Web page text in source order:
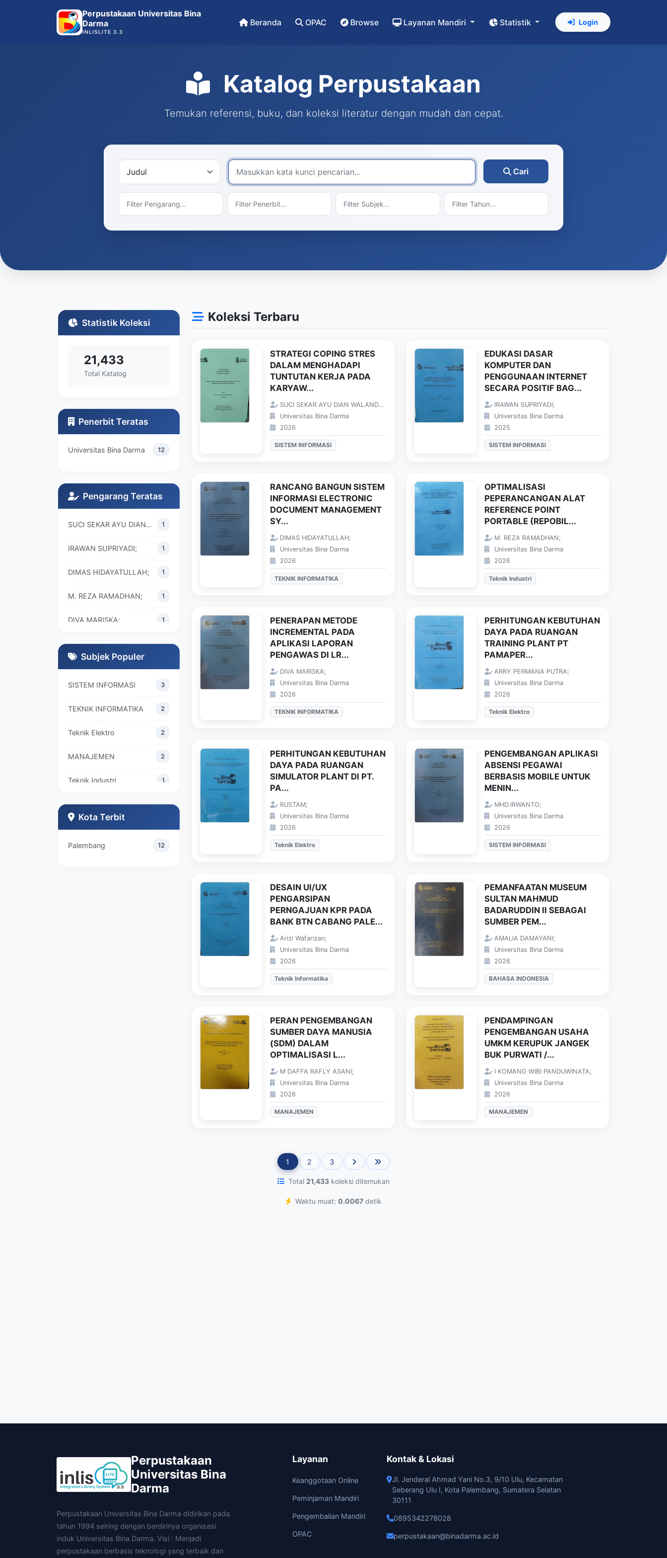
Perpustakaan Universitas Bina
Darma
INLISLITE 3.3
Beranda OPAC Browse Layanan Mandiri Statistik Login
Katalog Perpustakaan
Temukan referensi, buku, dan koleksi literatur dengan mudah dan cepat.
Cari
Statistik Koleksi
21,433
Total Katalog
Penerbit Teratas
Universitas Bina Darma 12
Pengarang Teratas
SUCI SEKAR AYU DIAN WALANDARI; 1
IRAWAN SUPRIYADI; 1
DIMAS HIDAYATULLAH; 1
M. REZA RAMADHAN; 1
DIVA MARISKA; 1
Subjek Populer
SISTEM INFORMASI 3
TEKNIK INFORMATIKA 2
Teknik Elektro 2
MANAJEMEN 2
Teknik Industri 1
Kota Terbit
Palembang 12
Koleksi Terbaru
STRATEGI COPING STRES
DALAM MENGHADAPI
TUNTUTAN KERJA PADA
KARYAW...
SUCI SEKAR AYU DIAN WALANDARI;
Universitas Bina Darma
2026
SISTEM INFORMASI
EDUKASI DASAR
KOMPUTER DAN
PENGGUNAAN INTERNET
SECARA POSITIF BAG...
IRAWAN SUPRIYADI;
Universitas Bina Darma
2025
SISTEM INFORMASI
RANCANG BANGUN SISTEM
INFORMASI ELECTRONIC
DOCUMENT MANAGEMENT
SY...
DIMAS HIDAYATULLAH;
Universitas Bina Darma
2026
TEKNIK INFORMATIKA
OPTIMALISASI
PEPERANCANGAN ALAT
REFERENCE POINT
PORTABLE (REPOBIL...
M. REZA RAMADHAN;
Universitas Bina Darma
2026
Teknik Industri
PENERAPAN METODE
INCREMENTAL PADA
APLIKASI LAPORAN
PENGAWAS DI LR...
DIVA MARISKA;
Universitas Bina Darma
2026
TEKNIK INFORMATIKA
PERHITUNGAN KEBUTUHAN
DAYA PADA RUANGAN
TRAINING PLANT PT
PAMAPER...
ARRY PERMANA PUTRA;
Universitas Bina Darma
2026
Teknik Elektro
PERHITUNGAN KEBUTUHAN
DAYA PADA RUANGAN
SIMULATOR PLANT DI PT.
PA...
RUSTAM;
Universitas Bina Darma
2026
Teknik Elektro
PENGEMBANGAN APLIKASI
ABSENSI PEGAWAI
BERBASIS MOBILE UNTUK
MENIN...
MHD.IRWANTO;
Universitas Bina Darma
2026
SISTEM INFORMASI
DESAIN UI/UX
PENGARSIPAN
PERNGAJUAN KPR PADA
BANK BTN CABANG PALE...
Arizi Wafarizan;
Universitas Bina Darma
2026
Teknik Informatika
PEMANFAATAN MUSEUM
SULTAN MAHMUD
BADARUDDIN II SEBAGAI
SUMBER PEM...
AMALIA DAMAYANI;
Universitas Bina Darma
2026
BAHASA INDONESIA
PERAN PENGEMBANGAN
SUMBER DAYA MANUSIA
(SDM) DALAM
OPTIMALISASI L...
M DAFFA RAFLY ASANI;
Universitas Bina Darma
2026
MANAJEMEN
PENDAMPINGAN
PENGEMBANGAN USAHA
UMKM KERUPUK JANGEK
BUK PURWATI /...
I KOMANG WIBI PANDUWINATA;
Universitas Bina Darma
2026
MANAJEMEN
1 2 3
Total 21,433 koleksi ditemukan
Waktu muat: 0.0067 detik
Perpustakaan
Universitas Bina
Darma
Perpustakaan Universitas Bina Darma didirikan pada
tahun 1994 seiring dengan berdirinya organisasi
induk Universitas Bina Darma. Visi : Menjadi
perpustakaan berbasis teknologi yang terbaik dan
Layanan
Keanggotaan Online
Peminjaman Mandiri
Pengembalian Mandiri
OPAC
Kontak & Lokasi
Jl. Jenderal Ahmad Yani No.3, 9/10 Ulu, Kecamatan
Seberang Ulu I, Kota Palembang, Sumatera Selatan
30111
0895342278028
perpustakaan@binadarma.ac.id